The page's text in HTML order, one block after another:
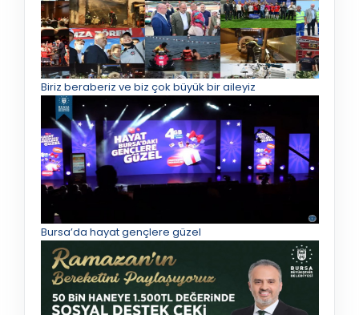
Biriz beraberiz ve biz çok büyük bir aileyiz
Bursa’da hayat gençlere güzel